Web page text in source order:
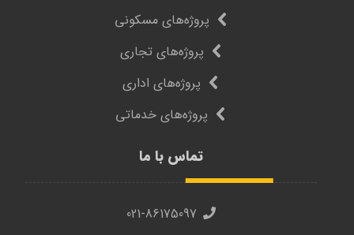
پروژه‌های مسکونی
پروژه‌های تجاری
پروژه‌های اداری
پروژه‌های خدماتی
تماس با ما
021-86175097